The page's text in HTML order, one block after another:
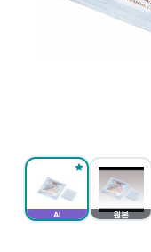
AI 원본